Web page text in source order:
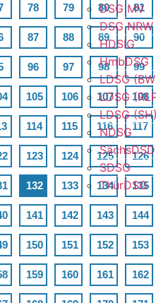
DSG MV
DSG NRW
HDSIG
HmbDSG
LDSG
LDSG
LDSG
NDSG
SDSG
ThürDSG
78 79 80 81
87 88 89 90
96 97 98 99
105 106 107 108
114 115 116 117
123 124 125 126
132 133 134 135
141 142 143 144
150 151 152 153
159 160 161 162